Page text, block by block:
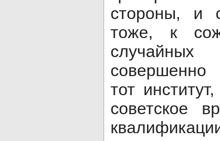
стороны, и
тоже, к
совершенно
тот
советское